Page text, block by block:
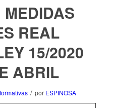
REAL
15/2020
ABRIL
/ por ESPINOSA